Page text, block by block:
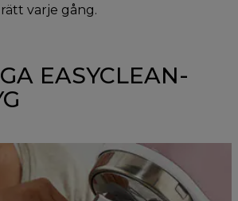
varje gång.
EASYCLEAN-